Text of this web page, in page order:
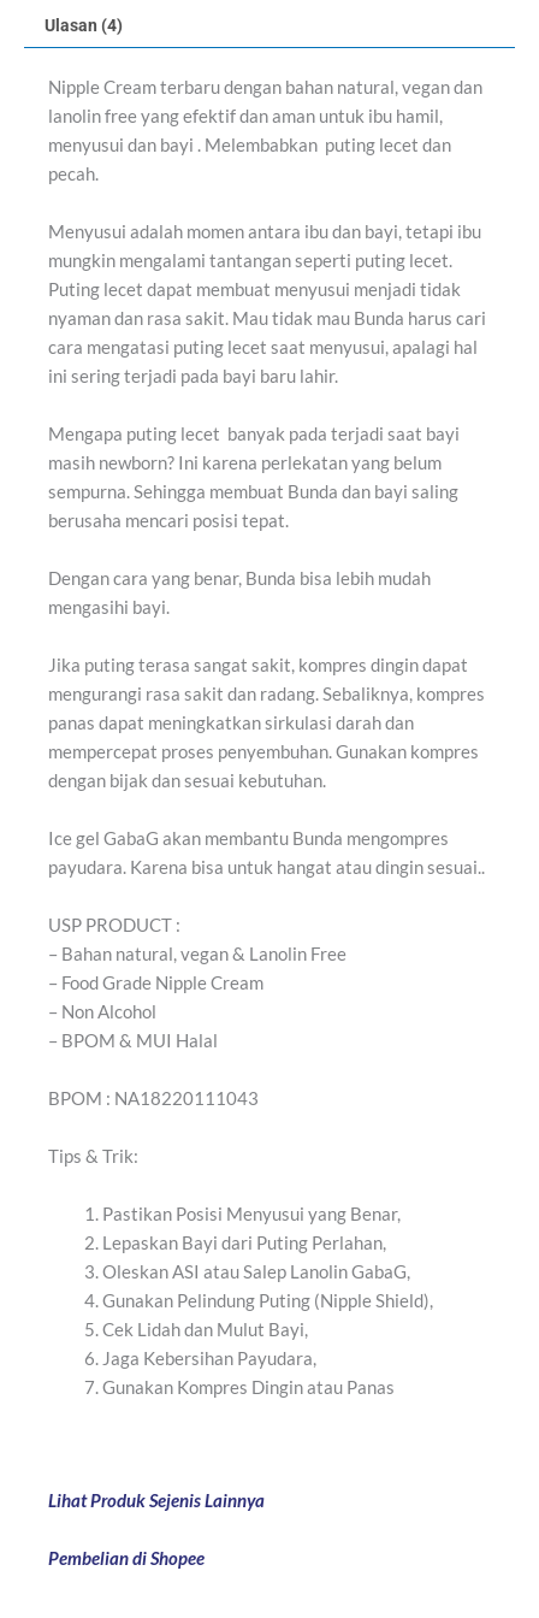
Ulasan (4)
Nipple Cream terbaru dengan bahan natural, vegan dan
lanolin free yang efektif dan aman untuk ibu hamil,
menyusui dan bayi . Melembabkan puting lecet dan
pecah.
Menyusui adalah momen antara ibu dan bayi, tetapi ibu
mungkin mengalami tantangan seperti puting lecet.
Puting lecet dapat membuat menyusui menjadi tidak
nyaman dan rasa sakit. Mau tidak mau Bunda harus cari
cara mengatasi puting lecet saat menyusui, apalagi hal
ini sering terjadi pada bayi baru lahir.
Mengapa puting lecet banyak pada terjadi saat bayi
masih newborn? Ini karena perlekatan yang belum
sempurna. Sehingga membuat Bunda dan bayi saling
berusaha mencari posisi tepat.
Dengan cara yang benar, Bunda bisa lebih mudah
mengasihi bayi.
Jika puting terasa sangat sakit, kompres dingin dapat
mengurangi rasa sakit dan radang. Sebaliknya, kompres
panas dapat meningkatkan sirkulasi darah dan
mempercepat proses penyembuhan. Gunakan kompres
dengan bijak dan sesuai kebutuhan.
Ice gel GabaG akan membantu Bunda mengompres
payudara. Karena bisa untuk hangat atau dingin sesuai..
USP PRODUCT :
– Bahan natural, vegan & Lanolin Free
– Food Grade Nipple Cream
– Non Alcohol
– BPOM & MUI Halal
BPOM : NA18220111043
Tips & Trik:
Pastikan Posisi Menyusui yang Benar,
Lepaskan Bayi dari Puting Perlahan,
Oleskan ASI atau Salep Lanolin GabaG,
Gunakan Pelindung Puting (Nipple Shield),
Cek Lidah dan Mulut Bayi,
Jaga Kebersihan Payudara,
Gunakan Kompres Dingin atau Panas
Lihat Produk Sejenis Lainnya
Pembelian di Shopee